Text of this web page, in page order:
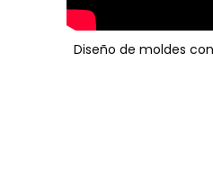
Diseño de moldes